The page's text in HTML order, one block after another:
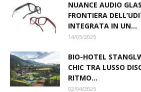
NUANCE AUDIO
FRONTIERA
INTEGRATA IN UN...
14/05/2025
BIO-HOTEL
CHIC TRA LUSSO
RITMO...
02/04/2025